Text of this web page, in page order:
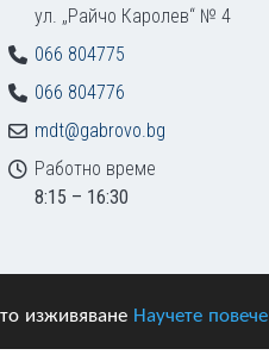
изживяване Научете повече
ул. „Райчо Каролев“ № 4
066 804775
066 804776
mdt@gabrovo.bg
Работно време
8:15 – 16:30